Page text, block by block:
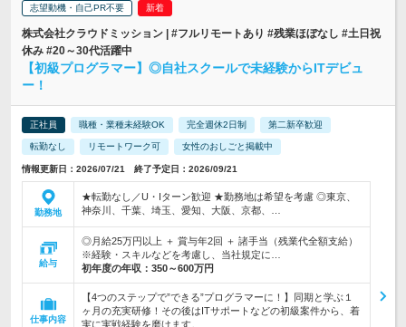
志望動機・自己PR不要
株式会社クラウドミッション | #フルリモートあり #残業ほぼなし #土日祝
休み #20～30代活躍中
【初級プログラマー】◎自社スクールで未経験からITデビュ
ー！
正社員 職種・業種未経験OK 完全週休2日制 第二新卒歓迎
転勤なし リモートワーク可 女性のおしごと掲載中
情報更新日：2026/07/21 終了予定日：2026/09/21
勤務地
★転勤なし／U・Iターン歓迎 ★勤務地は希望を考慮 ◎東京、
神奈川、千葉、埼玉、愛知、大阪、京都、…
給与
◎月給25万円以上 ＋ 賞与年2回 ＋ 諸手当（残業代全額支給）
※経験・スキルなどを考慮し、当社規定に…
初年度の年収： 350～600万円
仕事内容
【4つのステップで”できる”プログラマーに！】同期と学ぶ１
ヶ月の充実研修！その後はITサポートなどの初級案件から、着
実に実戦経験を磨けます。